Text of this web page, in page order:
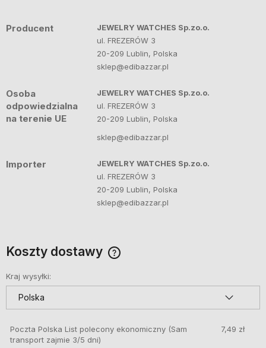
Producent
JEWELRY WATCHES Sp.zo.o.
ul. FREZERÓW 3
20-209 Lublin, Polska
sklep@edibazzar.pl
Osoba
odpowiedzialna
na terenie UE
JEWELRY WATCHES Sp.zo.o.
ul. FREZERÓW 3
20-209 Lublin, Polska
sklep@edibazzar.pl
Importer
JEWELRY WATCHES Sp.zo.o.
ul. FREZERÓW 3
20-209 Lublin, Polska
sklep@edibazzar.pl
Koszty dostawy
Kraj wysyłki:
Poczta Polska List polecony ekonomiczny (Sam
transport zajmie 3/5 dni)
7,49 zł